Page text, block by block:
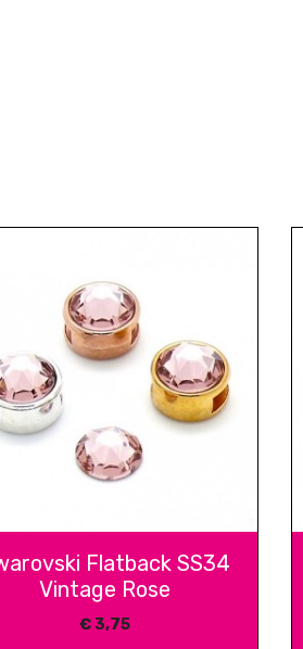
Flatback SS34
Vintage Rose
€3,75